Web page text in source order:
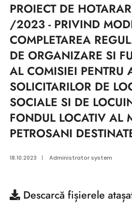
PROIECT DE
/2023 - PRIVIND
COMPLETAREA
DE ORGANIZARE SI
AL COMISIEI PENTRU
SOLICITARILOR DE
SOCIALE SI DE
FONDUL LOCATIV AL
PETROSANI
18.10.2023 | Administrator system
Descarcă fișierele